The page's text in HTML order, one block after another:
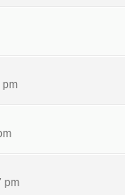
pm
pm